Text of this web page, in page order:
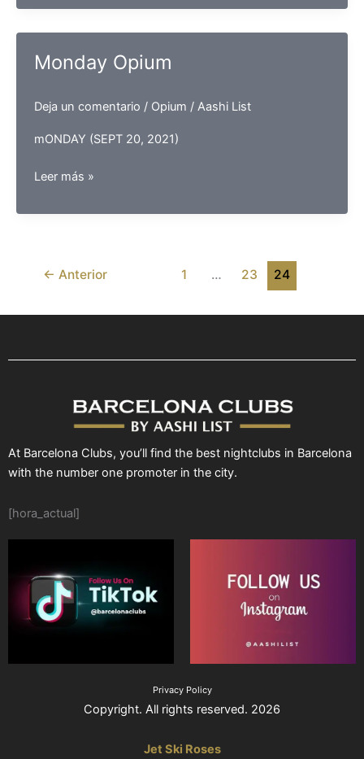
Monday Opium
Deja un comentario / Opium / Aashi List
mONDAY (SEPT 20, 2021)
Monday
Leer más »
← Anterior 1 … 23 24
At Barcelona Clubs, you’ll find the best nightclubs in Barcelona
with the number one promoter in the city.
[hora_actual]
Privacy Policy
Copyright. All rights reserved. 2026
Jet Ski Roses